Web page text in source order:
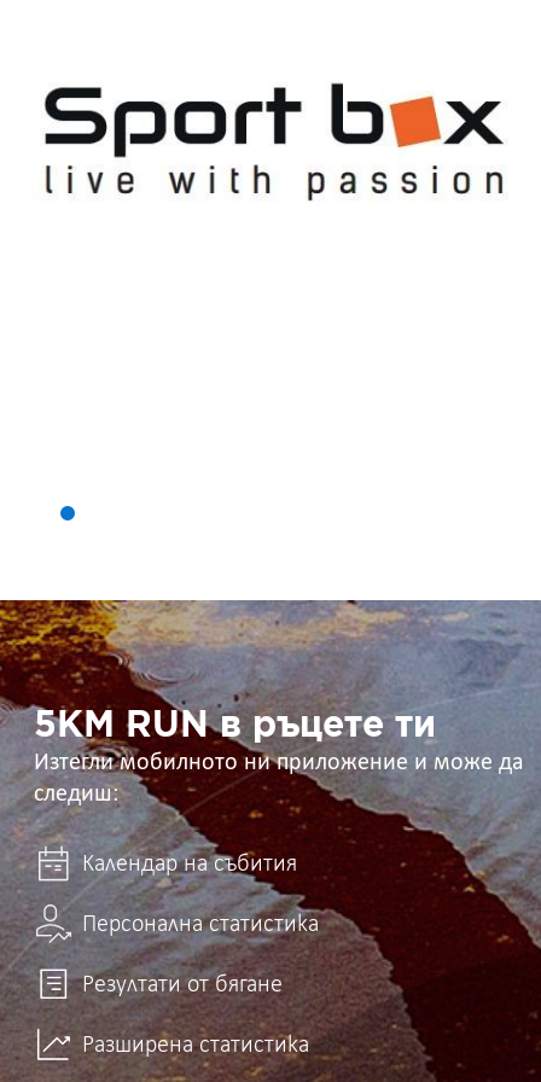
5KM
RUN
в
ръцете
ти 5KM RUN в ръцете ти
Изтегли мобилното ни приложение и може да
следиш:
Календар на събития
Персонална статистика
Резултати от бягане
Разширена статистика